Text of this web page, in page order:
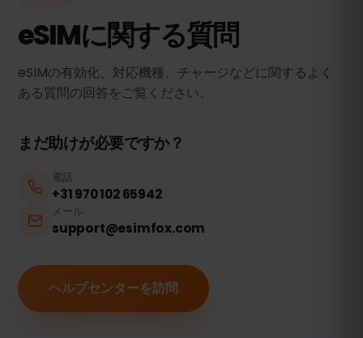
eSIMに関する質問
eSIMの有効化、対応機種、チャージなどに関するよく
ある質問の回答をご覧ください。
まだ助けが必要ですか？
電話
+31 970 102 65942
メール
support@esimfox.com
ヘルプセンターを訪問